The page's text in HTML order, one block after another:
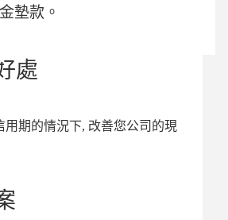
墊款。
處
用期的情況下, 改善您公司的現